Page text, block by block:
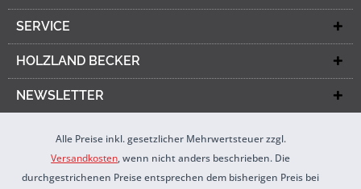
SERVICE
HOLZLAND BECKER
NEWSLETTER
Alle Preise inkl. gesetzlicher Mehrwertsteuer zzgl.
Versandkosten, wenn nicht anders beschrieben. Die
durchgestrichenen Preise entsprechen dem bisherigen Preis bei